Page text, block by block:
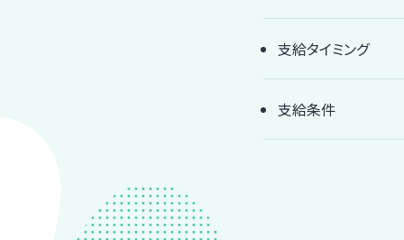
支給タイミング
支給条件